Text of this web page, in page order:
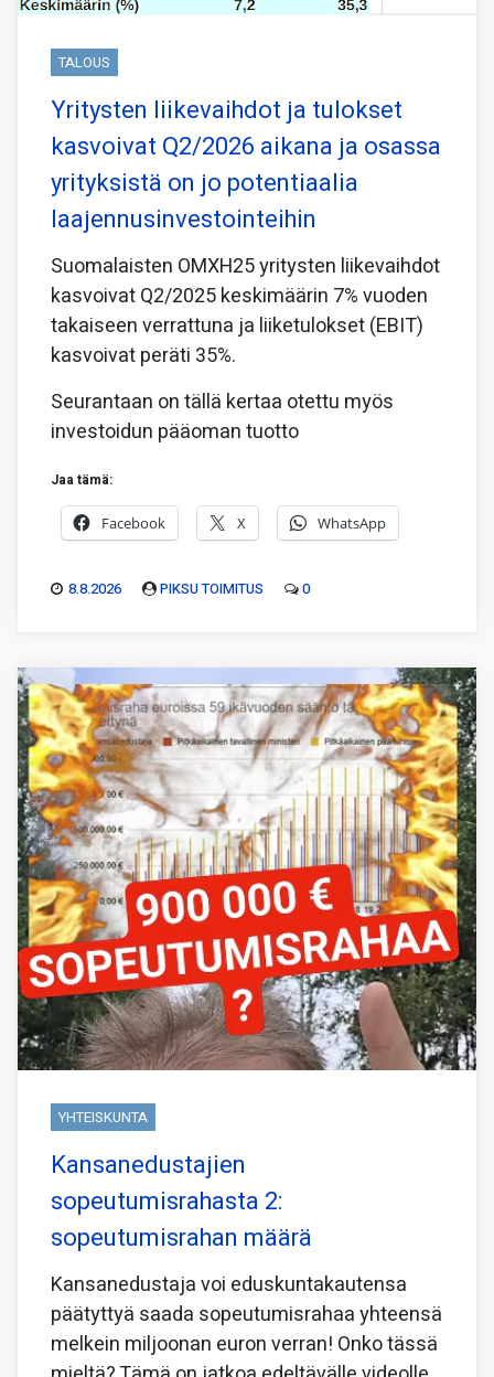
TALOUS
Yritysten liikevaihdot ja tulokset
kasvoivat Q2/2026 aikana ja osassa
yrityksistä on jo potentiaalia
laajennusinvestointeihin
Suomalaisten OMXH25 yritysten liikevaihdot
kasvoivat Q2/2025 keskimäärin 7% vuoden
takaiseen verrattuna ja liiketulokset (EBIT)
kasvoivat peräti 35%.
Seurantaan on tällä kertaa otettu myös
investoidun pääoman tuotto
Jaa tämä:
Facebook X WhatsApp
8.8.2026 PIKSU TOIMITUS 0
YHTEISKUNTA
Kansanedustajien
sopeutumisrahasta 2:
sopeutumisrahan määrä
Kansanedustaja voi eduskuntakautensa
päätyttyä saada sopeutumisrahaa yhteensä
melkein miljoonan euron verran! Onko tässä